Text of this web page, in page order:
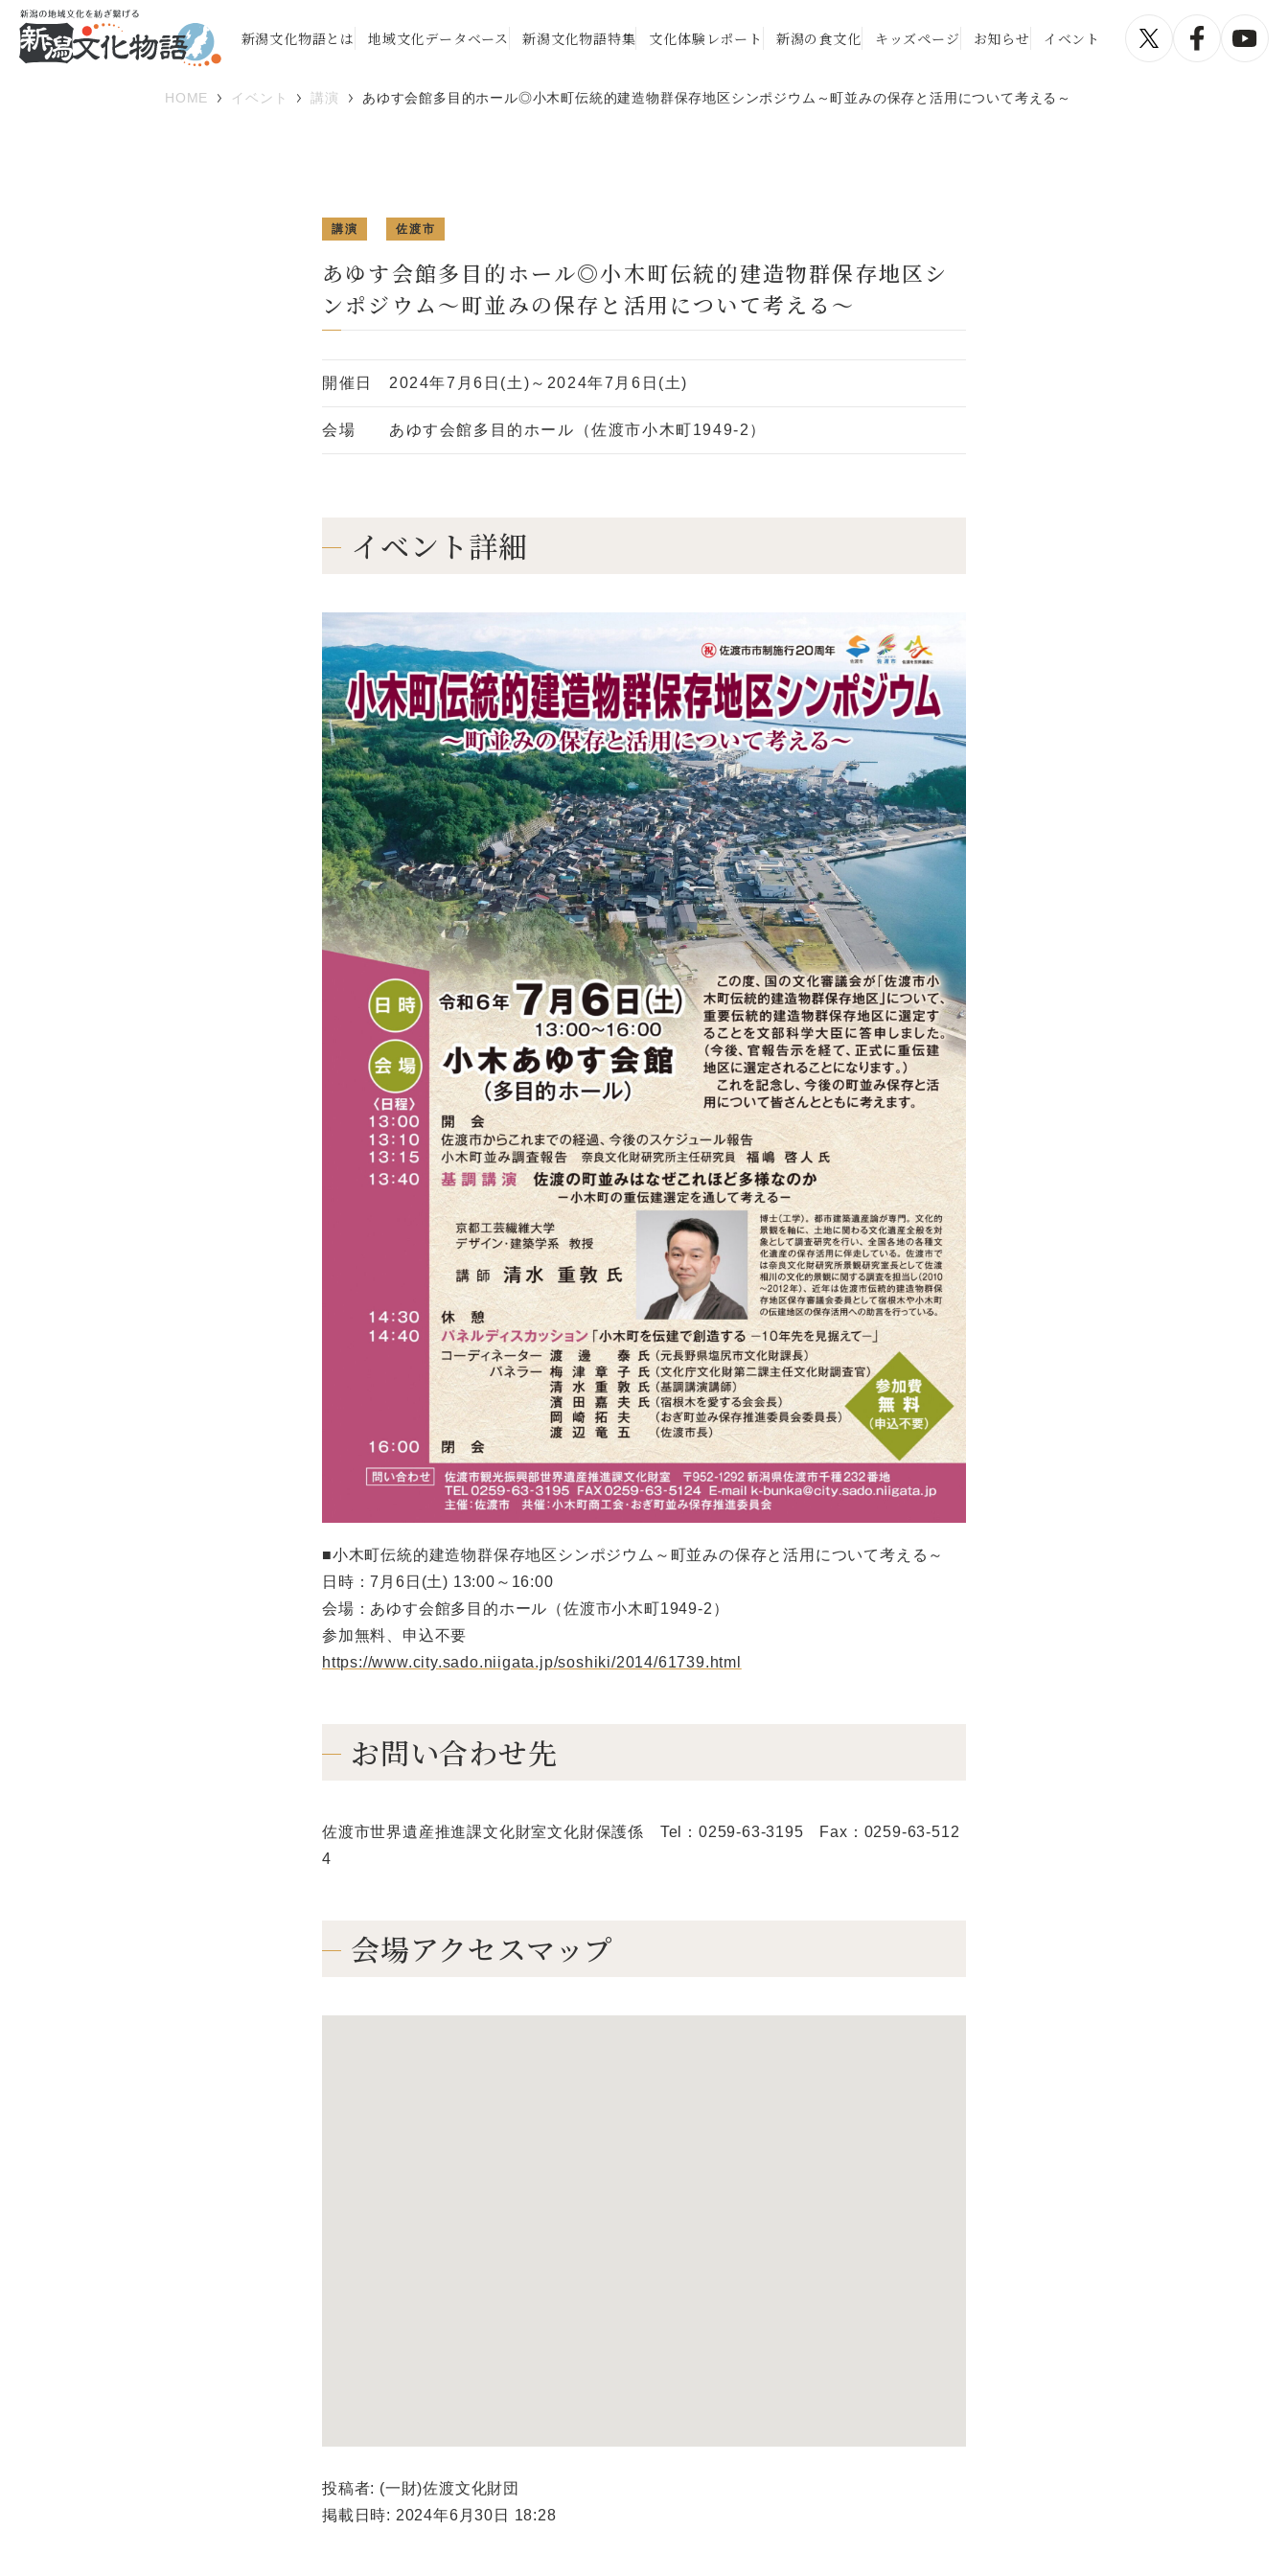
新潟文化物語とは 地域文化データベース 新潟文化物語特集 文化体験レポート 新潟の食文化 キッズページ お知らせ イベント
HOME イベント 講演 あゆす会館多目的ホール◎小木町伝統的建造物群保存地区シンポジウム～町並みの保存と活用について考える～
講演 佐渡市
あゆす会館多目的ホール◎小木町伝統的建造物群保存地区シ
ンポジウム～町並みの保存と活用について考える～
開催日 2024年7月6日(土)～2024年7月6日(土)
会場 あゆす会館多目的ホール（佐渡市小木町1949-2）
イベント詳細
■小木町伝統的建造物群保存地区シンポジウム～町並みの保存と活用について考える～
日時：7月6日(土) 13:00～16:00
会場：あゆす会館多目的ホール（佐渡市小木町1949-2）
参加無料、申込不要
https://www.city.sado.niigata.jp/soshiki/2014/61739.html
お問い合わせ先
佐渡市世界遺産推進課文化財室文化財保護係 Tel：0259-63-3195 Fax：0259-63-512
4
会場アクセスマップ
投稿者: (一財)佐渡文化財団
掲載日時: 2024年6月30日 18:28